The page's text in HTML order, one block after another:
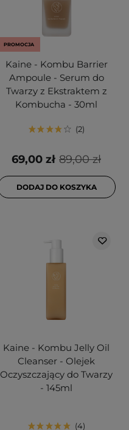
PROMOCJA
Kaine - Kombu Barrier
Ampoule - Serum do
Twarzy z Ekstraktem z
Kombucha - 30ml
2
89,00 zł
69,00 zł
DODAJ DO KOSZYKA
Kaine - Kombu Jelly Oil
Cleanser - Olejek
Oczyszczający do Twarzy
- 145ml
4